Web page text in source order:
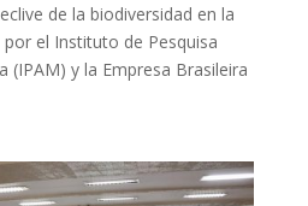
de la biodiversidad en la
el Instituto de Pesquisa
(IPAM) y la Empresa Brasileira